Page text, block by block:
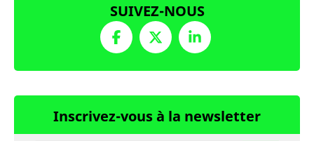
SUIVEZ-NOUS
Inscrivez-vous à la newsletter